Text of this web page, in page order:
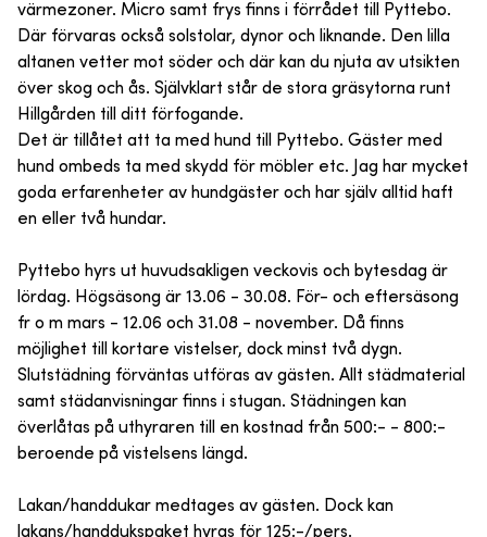
värmezoner. Micro samt frys finns i förrådet till Pyttebo.
Där förvaras också solstolar, dynor och liknande. Den lilla
altanen vetter mot söder och där kan du njuta av utsikten
över skog och ås. Självklart står de stora gräsytorna runt
Hillgården till ditt förfogande.
Det är tillåtet att ta med hund till Pyttebo. Gäster med
hund ombeds ta med skydd för möbler etc. Jag har mycket
goda erfarenheter av hundgäster och har själv alltid haft
en eller två hundar.
Pyttebo hyrs ut huvudsakligen veckovis och bytesdag är
lördag. Högsäsong är 13.06 - 30.08. För- och eftersäsong
fr o m mars - 12.06 och 31.08 - november. Då finns
möjlighet till kortare vistelser, dock minst två dygn.
Slutstädning förväntas utföras av gästen. Allt städmaterial
samt städanvisningar finns i stugan. Städningen kan
överlåtas på uthyraren till en kostnad från 500:- - 800:-
beroende på vistelsens längd.
Lakan/handdukar medtages av gästen. Dock kan
lakans/handdukspaket hyras för 125:-/pers.